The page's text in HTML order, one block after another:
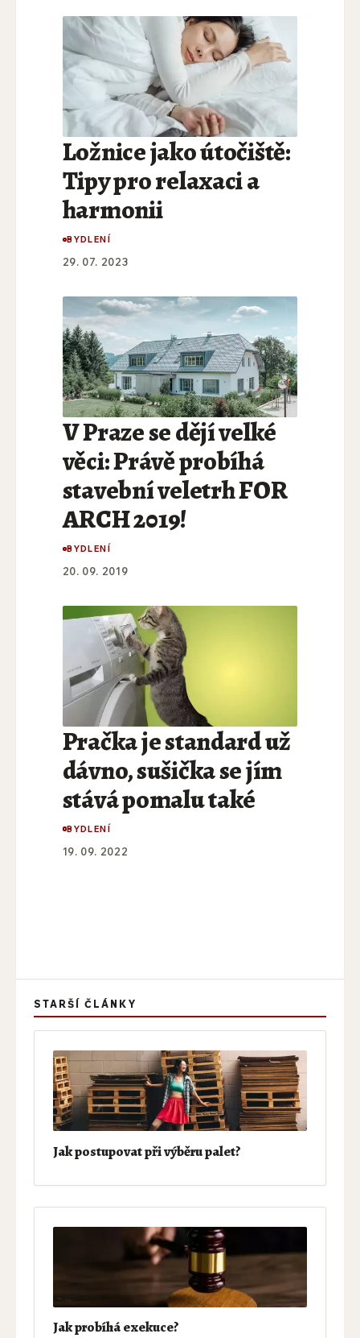
Ložnice jako útočiště:
Tipy pro relaxaci a
harmonii
BYDLENÍ
29. 07. 2023
V Praze se dějí velké
věci: Právě probíhá
stavební veletrh FOR
ARCH 2019!
BYDLENÍ
20. 09. 2019
Pračka je standard už
dávno, sušička se jím
stává pomalu také
BYDLENÍ
19. 09. 2022
STARŠÍ ČLÁNKY
Jak postupovat při výběru palet?
Jak probíhá exekuce?